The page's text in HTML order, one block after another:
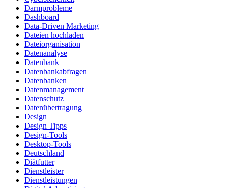
Darmprobleme
Dashboard
Data-Driven Marketing
Dateien hochladen
Dateiorganisation
Datenanalyse
Datenbank
Datenbankabfragen
Datenbanken
Datenmanagement
Datenschutz
Datenübertragung
Design
Design Tipps
Design-Tools
Desktop-Tools
Deutschland
Diätfutter
Dienstleister
Dienstleistungen